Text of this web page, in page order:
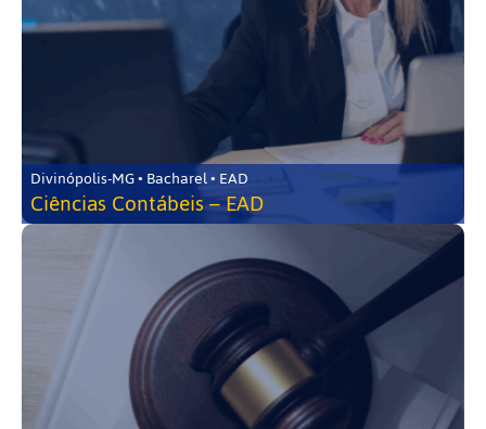
Divinópolis-MG • Bacharel • EAD
Ciências Contábeis – EAD